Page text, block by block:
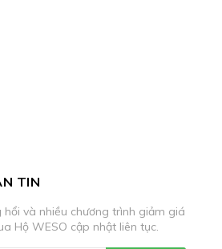
TIN
và nhiều chương trình giảm giá
Hộ WESO cập nhật liên tục.